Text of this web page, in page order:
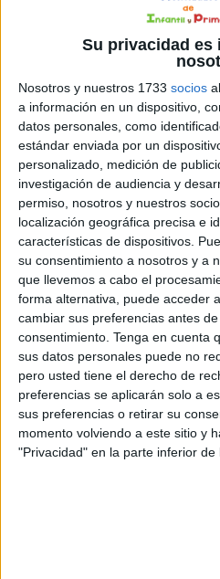
Su privacidad es
Nosotros y nuestros 1733 socios
a información en un dispositivo,
datos personales, como
estándar enviada por un
personalizado, medición de
investigación de audiencia y
permiso, nosotros y nuestros
localización geográfica precisa e
características de dispositivos.
su consentimiento a nosotros y a
que llevemos a cabo el
forma alternativa, puede acceder
cambiar sus preferencias antes
consentimiento. Tenga en cuenta
sus datos personales puede no
pero usted tiene el derecho de
preferencias se aplicarán solo a
sus preferencias o retirar su
momento volviendo a este sitio y
"Privacidad" en la parte inferior de